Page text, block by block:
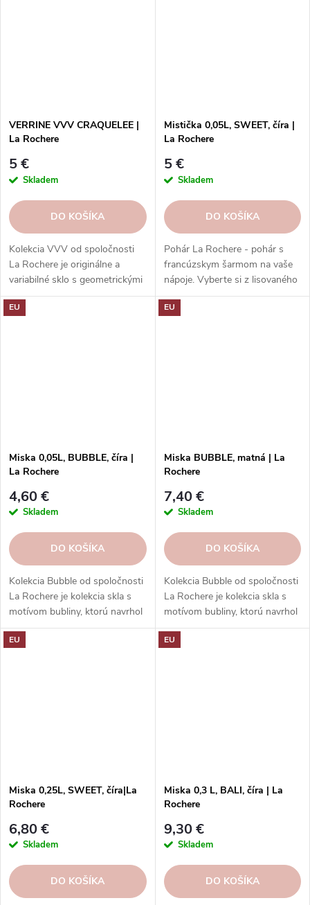
VERRINE VVV CRAQUELEE |
La Rochere
5 €
Skladem
DO KOŠÍKA
Kolekcia VVV od spoločnosti
La Rochere je originálne a
variabilné sklo s geometrickými
tvarmi a dekormi. Ponúka rôzne
typy pohárov a nádob pre
Mistička 0,05L, SWEET, číra |
La Rochere
5 €
Skladem
DO KOŠÍKA
Pohár La Rochere - pohár s
francúzskym šarmom na vaše
nápoje. Vyberte si z lisovaného
alebo krištáľového skla, ktoré
má jedinečný vzhľad a pocit.
EU
Miska 0,05L, BUBBLE, číra |
La Rochere
4,60 €
Skladem
DO KOŠÍKA
Kolekcia Bubble od spoločnosti
La Rochere je kolekcia skla s
motívom bubliny, ktorú navrhol
Jean François D'Or. Dodá
vášmu stolu hravosť a šarm
EU
Miska BUBBLE, matná | La
Rochere
7,40 €
Skladem
DO KOŠÍKA
Kolekcia Bubble od spoločnosti
La Rochere je kolekcia skla s
motívom bubliny, ktorú navrhol
Jean François D'Or. Dodá
vášmu stolu hravosť a šarm
EU
Miska 0,25L, SWEET, číra|La
Rochere
6,80 €
Skladem
DO KOŠÍKA
EU
Miska 0,3 L, BALI, číra | La
Rochere
9,30 €
Skladem
DO KOŠÍKA